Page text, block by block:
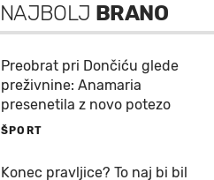
NAJBOLJ BRANO
Preobrat pri Dončiću glede
preživnine: Anamaria
presenetila z novo potezo
ŠPORT
Konec pravljice? To naj bi bil